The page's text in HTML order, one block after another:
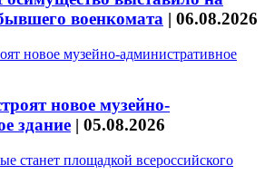
военкомата | 06.08.2026
новое музейно-
здание | 05.08.2026